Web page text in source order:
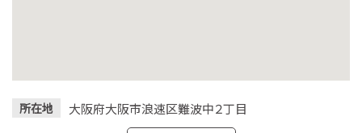
所在地 大阪府大阪市浪速区難波中２丁目